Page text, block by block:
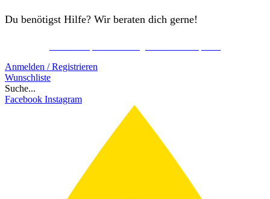
Du benötigst Hilfe? Wir beraten dich gerne!
Anmelden / Registrieren
Wunschliste
Suche...
Facebook Instagram